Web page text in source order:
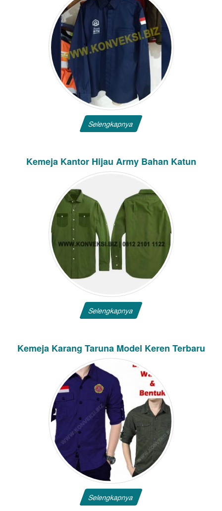
Selengkapnya
Kemeja Kantor Hijau Army Bahan Katun
Selengkapnya
Kemeja Karang Taruna Model Keren Terbaru
Selengkapnya